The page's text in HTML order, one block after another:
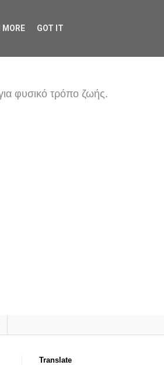
φυσικό τρόπο ζωής.
Translate
MORE GOT IT